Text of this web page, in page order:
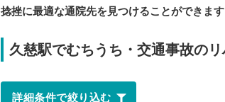
捻挫に最適な通院先を見つけることができます
久慈駅でむちうち・交通事故の
詳細条件で絞り込む